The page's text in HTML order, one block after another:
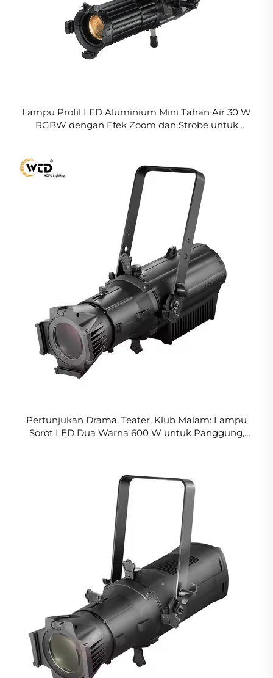
Lampu Profil LED Aluminium Mini Tahan Air 30 W
RGBW dengan Efek Zoom dan Strobe untuk
Pertunjukan Drama, Teater, Klub Malam: Lampu
Sorot LED Dua Warna 600 W untuk Panggung,